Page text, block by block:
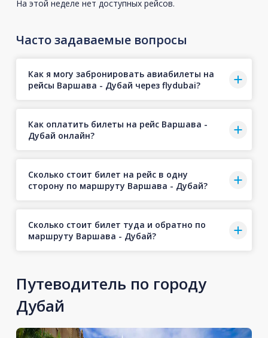
На этой неделе нет доступных рейсов.
Часто задаваемые вопросы
Как я могу забронировать авиабилеты на
рейсы Варшава - Дубай через flydubai?
Как оплатить билеты на рейс Варшава -
Дубай онлайн?
Сколько стоит билет на рейс в одну
сторону по маршруту Варшава - Дубай?
Сколько стоит билет туда и обратно по
маршруту Варшава - Дубай?
Путеводитель по городу
Дубай